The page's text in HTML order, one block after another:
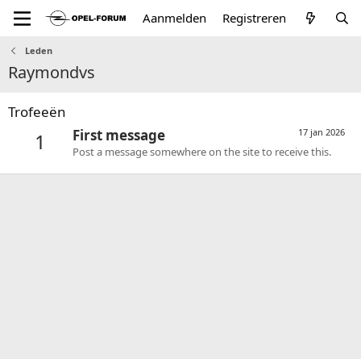
Aanmelden Registreren
Leden
Raymondvs
Trofeeën
1 17 jan 2026
First message
Post a message somewhere on the site to receive this.